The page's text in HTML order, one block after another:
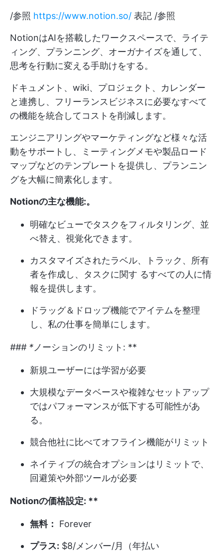
/参照 https://www.notion.so/ 表記 /参照
NotionはAIを搭載したワークスペースで、ライテ
ィング、プランニング、オーガナイズを通して、
思考を行動に変える手助けをする。
ドキュメント、wiki、プロジェクト、カレンダー
と連携し、フリーランスビジネスに必要なすべて
の機能を統合してコストを削減します。
エンジニアリングやマーケティングなど様々な活
動をサポートし、ミーティングメモや製品ロード
マップなどのテンプレートを提供し、プランニン
グを大幅に簡素化します。
Notionの主な機能:。
明確なビューでタスクをフィルタリング、並
べ替え、視覚化できます。
カスタマイズされたラベル、トラック、所有
者を作成し、タスクに関す るすべての人に情
報を提供します。
ドラッグ＆ドロップ機能でアイテムを整理
し、私の仕事を簡単にします。
### * ノーションのリミット: **
新規ユーザーには学習が必要
大規模なデータベースや複雑なセットアップ
ではパフォーマンスが低下する可能性があ
る。
競合他社に比べてオフライン機能がリミット
ネイティブの統合オプションはリミットで、
回避策や外部ツールが必要
Notionの価格設定: **
無料： Forever
プラス: $8/メンバー/月（年払い